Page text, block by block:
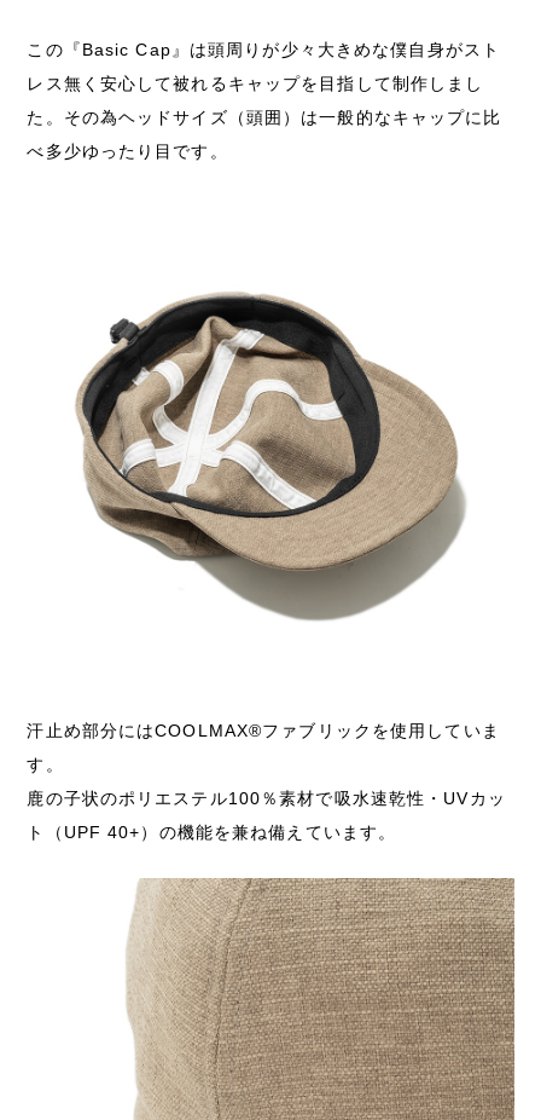
この『Basic Cap』は頭周りが少々大きめな僕自身がスト
レス無く安心して被れるキャップを目指して制作しまし
た。その為ヘッドサイズ（頭囲）は一般的なキャップに比
べ多少ゆったり目です。
汗止め部分にはCOOLMAX®ファブリックを使用していま
す。
鹿の子状のポリエステル100％素材で吸水速乾性・UVカッ
ト（UPF 40+）の機能を兼ね備えています。